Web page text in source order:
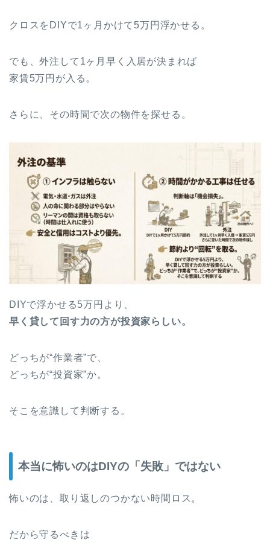
クロスをDIYで1ヶ月かけて5万円浮かせる。
でも、外注して1ヶ月早く入居が決まれば
家賃5万円が入る。
さらに、その時間で次の物件を探せる。
DIYで浮かせる5万円より、
早く貸して回す力の方が投資家らしい。
どっちが“作業者”で、
どっちが“投資家”か。
そこを意識して判断する。
本当に怖いのはDIYの「失敗」ではない
怖いのは、取り返しのつかない時間ロス。
だから守るべきは